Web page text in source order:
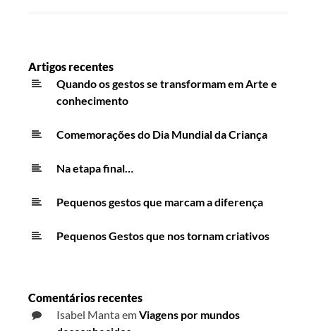
Artigos recentes
Quando os gestos se transformam em Arte e
conhecimento
Comemorações do Dia Mundial da Criança
Na etapa final…
Pequenos gestos que marcam a diferença
Pequenos Gestos que nos tornam criativos
Comentários recentes
Isabel MantaemViagens por mundos